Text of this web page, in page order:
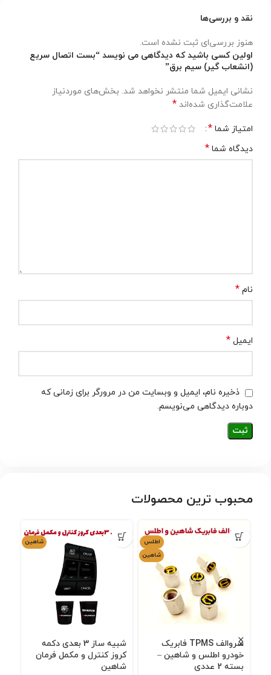
نقد و بررسی‌ها
هنوز بررسی‌ای ثبت نشده است.
اولین کسی باشید که دیدگاهی می نویسد “بست اتصال سریع
(انشعاب گیر) سیم برق”
نشانی ایمیل شما منتشر نخواهد شد. بخش‌های موردنیاز
علامت‌گذاری شده‌اند *
امتیاز شما *
دیدگاه شما *
نام *
ایمیل *
ذخیره نام، ایمیل و وبسایت من در مرورگر برای زمانی که
دوباره دیدگاهی می‌نویسم.
محبوب ترین محصولات
اطلس
شاهین
سروالف TPMS فابریک
خودرو اطلس و شاهین –
بسته 2 عددی
شاهین
شبیه ساز 3 بعدی دکمه
کروز کنترل و مکمل فرمان
شاهین